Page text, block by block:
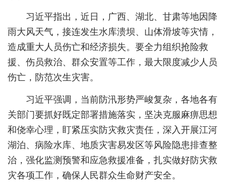
科教
健康
悠游
汽车
房产
消费
创意
习近平指出，近日，广西、湖北、甘肃等地因降
雨大风天气，接连发生水库溃坝、山体滑坡等灾情，
造成重大人员伤亡和经济损失。要全力组织抢险救
援、伤员救治、群众安置等工作，最大限度减少人员
伤亡，防范次生灾害。
习近平强调，当前防汛形势严峻复杂，各地各有
关部门要抓好既定部署措施落实，坚决克服麻痹思想
和侥幸心理，盯紧压实防灾救灾责任，深入开展江河
湖泊、病险水库、地质灾害易发区等风险隐患排查整
治，强化监测预警和应急救援准备，扎实做好防灾救
灾各项工作，确保人民群众生命财产安全。